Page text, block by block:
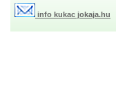
info kukac jokaja.hu